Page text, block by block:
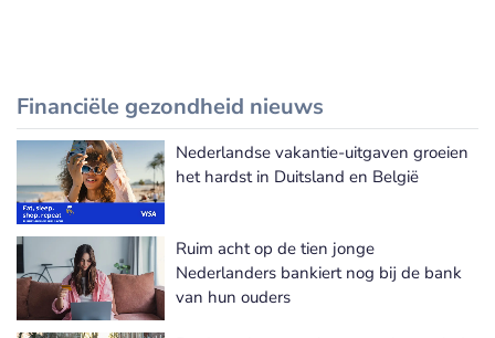
Financiële gezondheid nieuws
Meer Financiële gezondheid nieuws
Nederlandse vakantie-uitgaven groeien
het hardst in Duitsland en België
Ruim acht op de tien jonge
Nederlanders bankiert nog bij de bank
van hun ouders